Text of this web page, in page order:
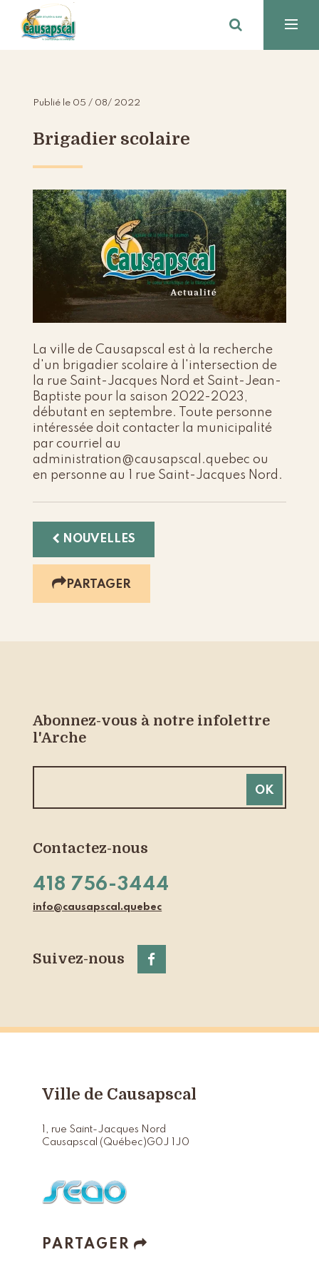
Publié le 05 / 08/ 2022
Brigadier scolaire
La ville de Causapscal est à la recherche
d'un brigadier scolaire à l'intersection de
la rue Saint-Jacques Nord et Saint-Jean-
Baptiste pour la saison 2022-2023,
débutant en septembre. Toute personne
intéressée doit contacter la municipalité
par courriel au
administration@causapscal.quebec ou
en personne au 1 rue Saint-Jacques Nord.
NOUVELLES
PARTAGER
Abonnez-vous à notre infolettre
l'Arche
Contactez-nous
418 756-3444
info@causapscal.quebec
Suivez-nous
Ville de Causapscal
1, rue Saint-Jacques Nord
Causapscal (Québec)G0J 1J0
PARTAGER